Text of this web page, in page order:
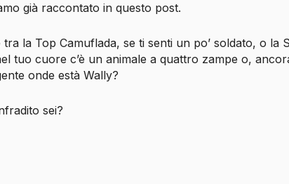
già raccontato in questo post.
tra la Top Camuflada, se ti senti un po’ soldato, o la
tuo cuore c’è un animale a quattro zampe o,
onde està Wally?
sei?